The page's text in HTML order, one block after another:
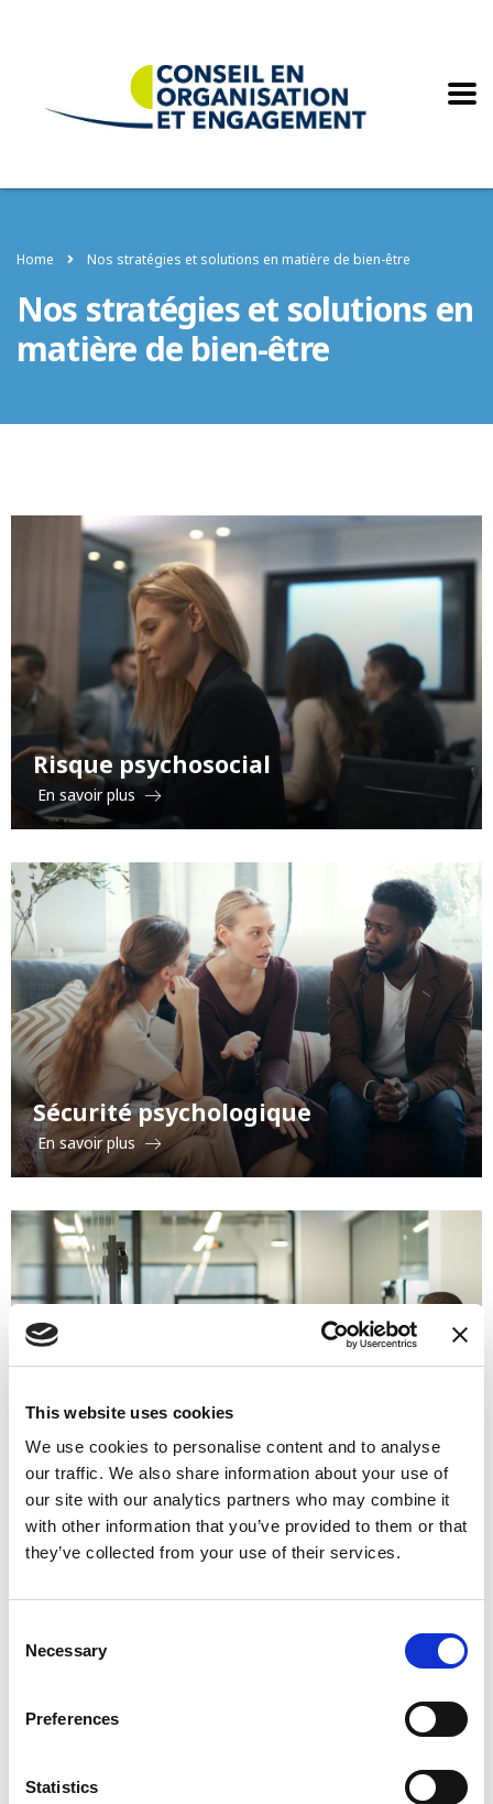
This website uses cookies
We use cookies to personalise content and to analyse
our traffic. We also share information about your use of
our site with our analytics partners who may combine it
with other information that you’ve provided to them or that
they’ve collected from your use of their services.
Selection
Necessary
Preferences
Statistics
Home Nos stratégies et solutions en matière de bien-être
Nos stratégies et solutions en
matière de bien-être
Risque psychosocial
En savoir plus
Sécurité psychologique
En savoir plus
Changement organisationnel et
restructuration
En savoir plus